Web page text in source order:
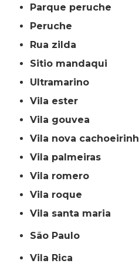
parque peruche
peruche
rua zilda
sitio mandaqui
ultramarino
vila ester
vila gouvea
vila nova
vila palmeiras
vila romero
vila roque
vila santa maria
São Paulo
Vila Rica